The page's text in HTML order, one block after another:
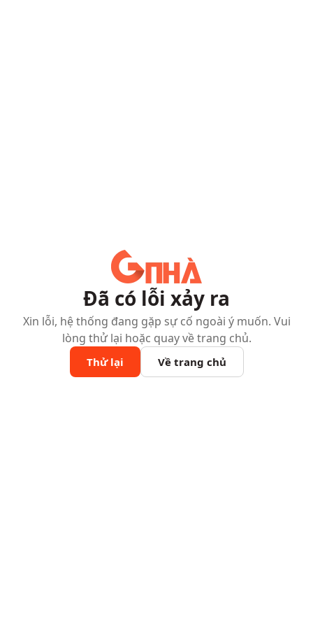
Đã có lỗi xảy ra
Xin lỗi, hệ thống đang gặp sự cố ngoài ý muốn. Vui
lòng thử lại hoặc quay về trang chủ.
Thử lại Về trang chủ